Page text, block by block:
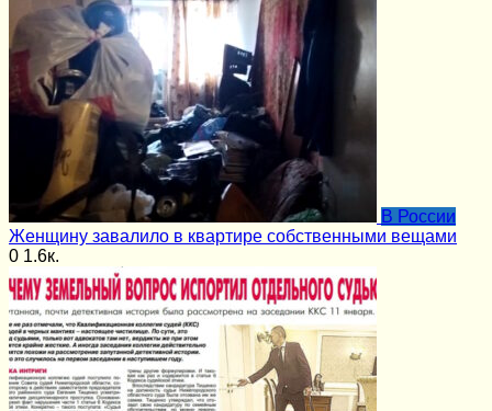
В России
Женщину завалило в квартире собственными вещами
0 1.6к.